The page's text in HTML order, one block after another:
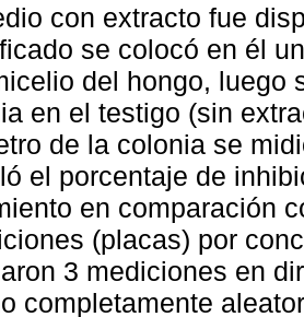
con extracto fue
se colocó en él
del hongo, luego
en el testigo (sin
de la colonia se
el porcentaje de
en comparación
(placas) por
3 mediciones en
completamente